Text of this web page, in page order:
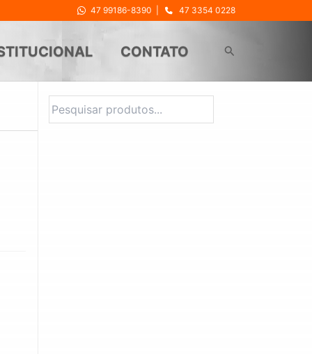
47 99186-8390 47 3354 0228
CONTATO Pesquisar